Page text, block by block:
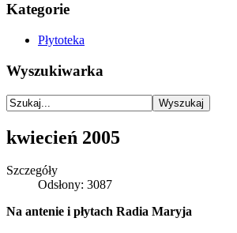
Kategorie
Płytoteka
Wyszukiwarka
kwiecień 2005
Szczegóły
Odsłony: 3087
Na antenie i płytach Radia Maryja